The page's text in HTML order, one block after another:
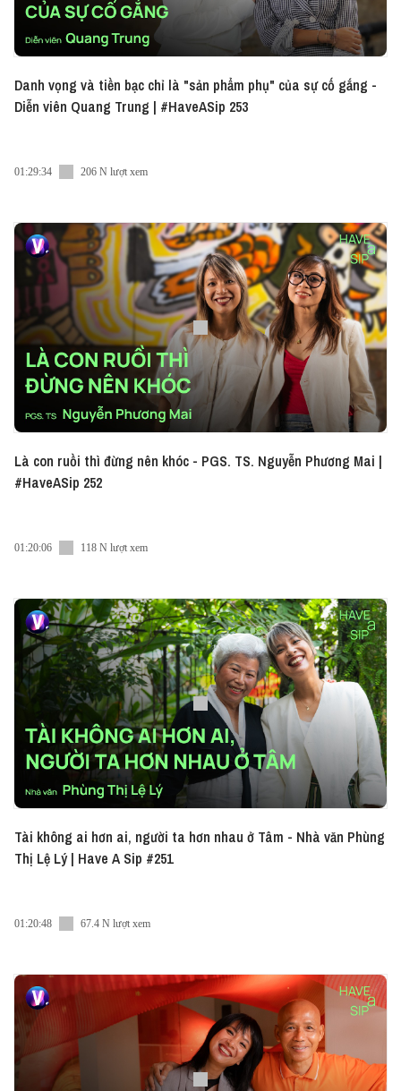
Danh vọng và tiền bạc chỉ là "sản phẩm phụ" của sự cố gắng -
Diễn viên Quang Trung | #HaveASip 253
01:29:34 206 N lượt xem
Là con ruồi thì đừng nên khóc - PGS. TS. Nguyễn Phương Mai |
#HaveASip 252
01:20:06 118 N lượt xem
Tài không ai hơn ai, người ta hơn nhau ở Tâm - Nhà văn Phùng
Thị Lệ Lý | Have A Sip #251
01:20:48 67.4 N lượt xem